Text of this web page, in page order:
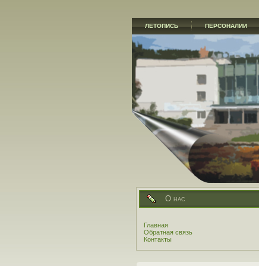
ЛЕТОПИСЬ ПЕРСОНАЛИИ
О нас
Главная
Обратная связь
Контакты